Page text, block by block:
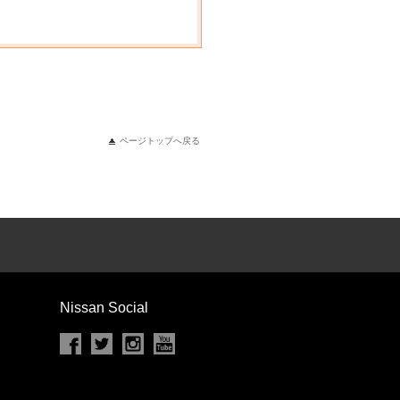
ページトップへ戻る
Nissan Social